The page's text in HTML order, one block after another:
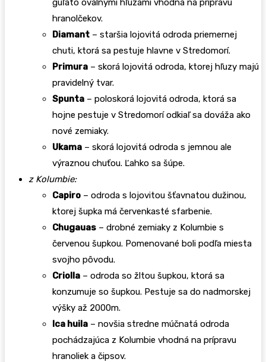
guľato oválnymi hľuzami vhodná na prípravu
hranolčekov.
Diamant – staršia lojovitá odroda priemernej
chuti, ktorá sa pestuje hlavne v Stredomorí.
Primura – skorá lojovitá odroda, ktorej hľuzy majú
pravidelný tvar.
Spunta – poloskorá lojovitá odroda, ktorá sa
hojne pestuje v Stredomorí odkiaľ sa dováža ako
nové zemiaky.
Ukama – skorá lojovitá odroda s jemnou ale
výraznou chuťou. Ľahko sa šúpe.
z Kolumbie:
Capiro – odroda s lojovitou šťavnatou dužinou,
ktorej šupka má červenkasté sfarbenie.
Chugauas – drobné zemiaky z Kolumbie s
červenou šupkou. Pomenované boli podľa miesta
svojho pôvodu.
Criolla – odroda so žltou šupkou, ktorá sa
konzumuje so šupkou. Pestuje sa do nadmorskej
výšky až 2000m.
Ica huila – novšia stredne múčnatá odroda
pochádzajúca z Kolumbie vhodná na prípravu
hranoliek a čipsov.